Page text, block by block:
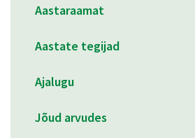
Aastaraamat
Aastate tegijad
Ajalugu
Jõud arvudes